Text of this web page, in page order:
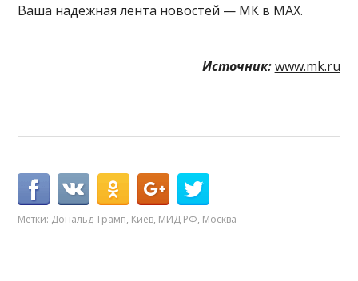
Ваша надежная лента новостей — МК в MAX.
Источник: www.mk.ru
Метки: Дональд Трамп, Киев, МИД РФ, Москва